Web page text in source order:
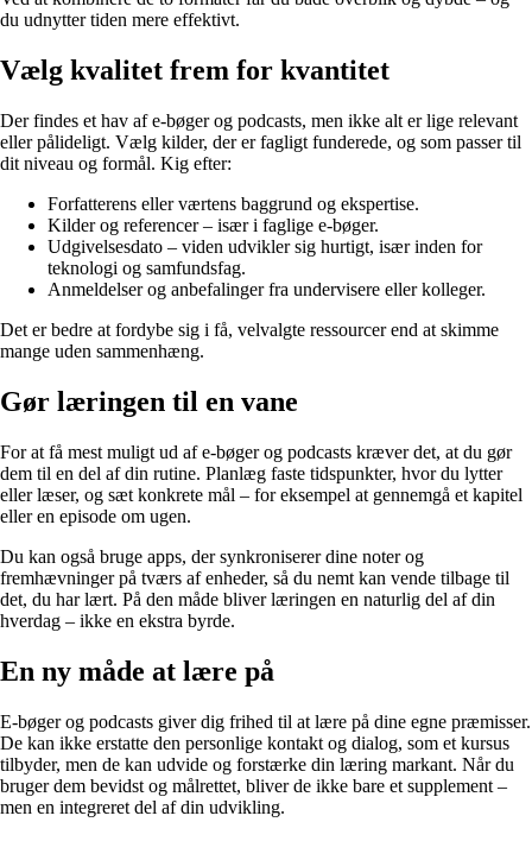
du udnytter tiden mere effektivt.
Vælg kvalitet frem for kvantitet
Der findes et hav af e-bøger og podcasts, men ikke alt er lige relevant
eller pålideligt. Vælg kilder, der er fagligt funderede, og som passer til
dit niveau og formål. Kig efter:
Forfatterens eller værtens baggrund og ekspertise.
Kilder og referencer – især i faglige e-bøger.
Udgivelsesdato – viden udvikler sig hurtigt, især inden for
teknologi og samfundsfag.
Anmeldelser og anbefalinger fra undervisere eller kolleger.
Det er bedre at fordybe sig i få, velvalgte ressourcer end at skimme
mange uden sammenhæng.
Gør læringen til en vane
For at få mest muligt ud af e-bøger og podcasts kræver det, at du gør
dem til en del af din rutine. Planlæg faste tidspunkter, hvor du lytter
eller læser, og sæt konkrete mål – for eksempel at gennemgå et kapitel
eller en episode om ugen.
Du kan også bruge apps, der synkroniserer dine noter og
fremhævninger på tværs af enheder, så du nemt kan vende tilbage til
det, du har lært. På den måde bliver læringen en naturlig del af din
hverdag – ikke en ekstra byrde.
En ny måde at lære på
E-bøger og podcasts giver dig frihed til at lære på dine egne præmisser.
De kan ikke erstatte den personlige kontakt og dialog, som et kursus
tilbyder, men de kan udvide og forstærke din læring markant. Når du
bruger dem bevidst og målrettet, bliver de ikke bare et supplement –
men en integreret del af din udvikling.